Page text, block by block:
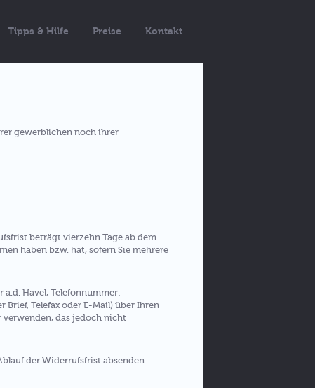
Tipps & Hilfe Preise Kontakt
gewerblichen noch ihrer
beträgt vierzehn Tage ab dem
haben bzw. hat, sofern Sie mehrere
a.d. Havel, Telefonnummer:
Telefax oder E-Mail) über Ihren
das jedoch nicht
der Widerrufsfrist absenden.